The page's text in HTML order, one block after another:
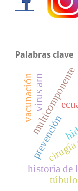
Palabras clave
historia de
prevención
multicomponente
virus arn
vacunación